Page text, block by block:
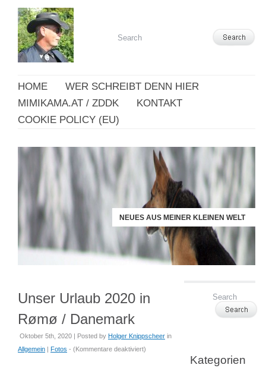
HOME
WER SCHREIBT DENN HIER
MIMIKAMA.AT / ZDDK
KONTAKT
COOKIE POLICY (EU)
NEUES AUS MEINER KLEINEN WELT
Unser Urlaub 2020 in
Rømø / Danemark
Oktober 5th, 2020 | Posted by Holger Knippscheer in
Allgemein | Fotos - (Kommentare deaktiviertfür
)
Kategorien